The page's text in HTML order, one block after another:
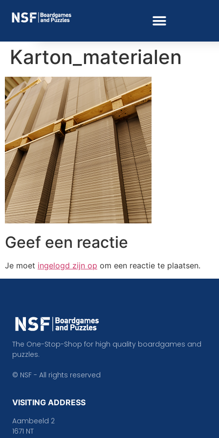
Karton_materialen
Geef een reactie
Je moet ingelogd zijn op om een reactie te plaatsen.
The One-Stop-Shop for high quality boardgames and
puzzles.
© NSF - All rights reserved
VISITING ADDRESS
Aambeeld 2
1671 NT